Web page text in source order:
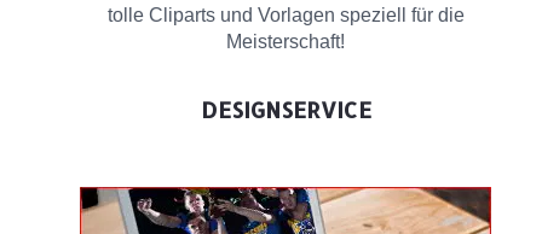
tolle Cliparts und Vorlagen speziell für die
Meisterschaft!
DESIGNSERVICE